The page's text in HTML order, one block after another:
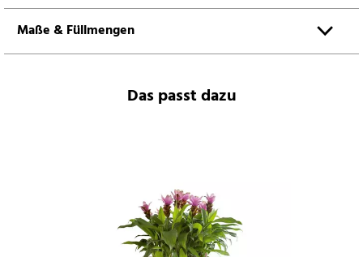
Maße & Füllmengen
Das passt dazu